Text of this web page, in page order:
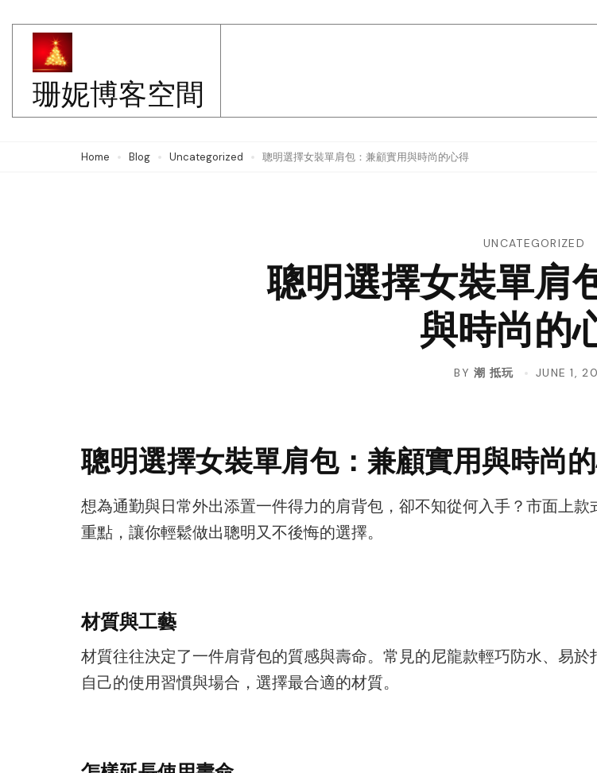
content
(Press
Enter)
珊妮博客空間
Home Blog Uncategorized 聰明選擇女裝單肩包：兼顧實用與時尚的心得
UNCATEGORIZED
聰明選擇女裝單肩
與時尚的
BY潮 抵玩 JUNE 1,
聰明選擇女裝單肩包：兼顧實用與時尚
想為通勤與日常外出添置一件得力的肩背包，卻不知從何入手？市面上
重點，讓你輕鬆做出聰明又不後悔的選擇。
材質與工藝
材質往往決定了一件肩背包的質感與壽命。常見的尼龍款輕巧防水、易
自己的使用習慣與場合，選擇最合適的材質。